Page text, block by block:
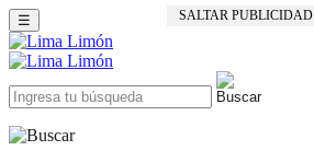
SALTAR PUBLICIDAD
☰